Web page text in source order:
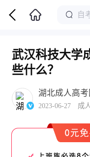
武汉科技大学
些什么？
湖北成人高考
2023-06-27 成